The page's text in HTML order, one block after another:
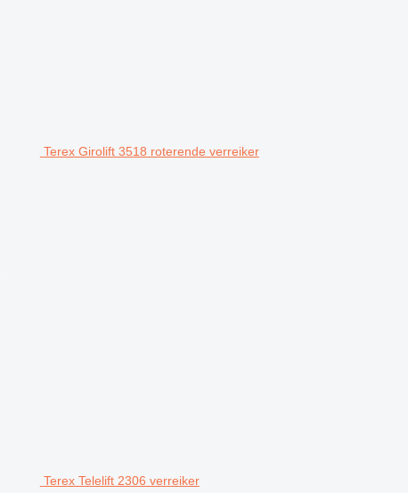
Terex Girolift 3518 roterende verreiker
Terex Telelift 2306 verreiker